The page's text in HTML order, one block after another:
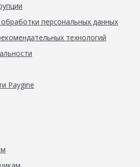
персональных данных
технологий
Paygine